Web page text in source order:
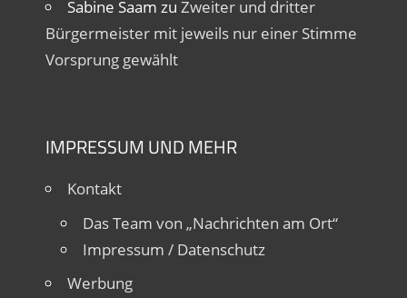
Sabine Saam zu Zweiter und dritter
Bürgermeister mit jeweils nur einer Stimme
Vorsprung gewählt
IMPRESSUM UND MEHR
Kontakt
Das Team von „Nachrichten am Ort“
Impressum / Datenschutz
Werbung